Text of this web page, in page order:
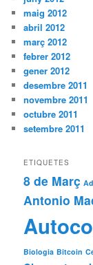
maig 2012
abril 2012
març 2012
febrer 2012
gener 2012
desembre 2011
novembre 2011
octubre 2011
setembre 2011
ETIQUETES
8 de Març
Antonio
Biologia Bitcoin